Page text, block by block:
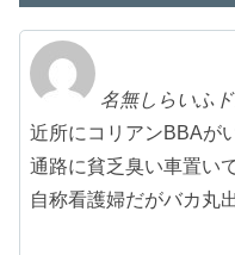
名無しらいふ
近所にコリアンBBAが
通路に貧乏臭い車置い
自称看護婦だがバカ丸